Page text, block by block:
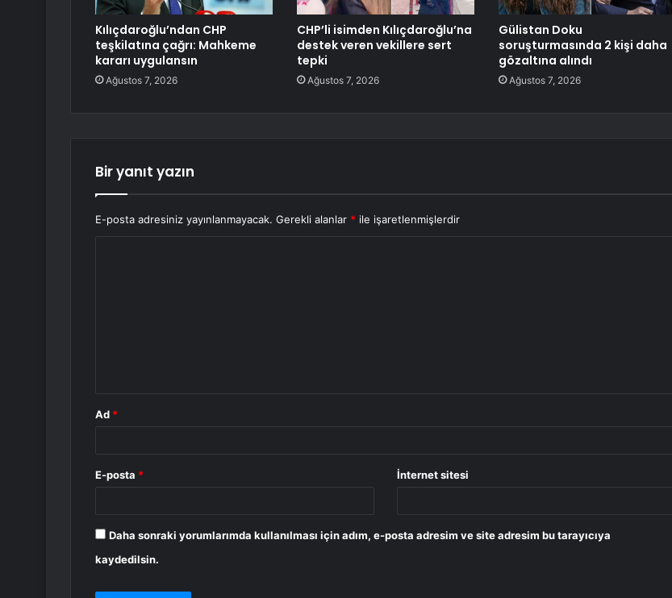
Kılıçdaroğlu’ndan CHP
teşkilatına çağrı: Mahkeme
kararı uygulansın
Ağustos 7, 2026
CHP’li isimden Kılıçdaroğlu’na
destek veren vekillere sert
tepki
Ağustos 7, 2026
Gülistan Doku
soruşturmasında 2 kişi daha
gözaltına alındı
Ağustos 7, 2026
Bir yanıt yazın
E-posta adresiniz yayınlanmayacak. Gerekli alanlar * ile işaretlenmişlerdir
Ad *
E-posta * İnternet sitesi
Daha sonraki yorumlarımda kullanılması için adım, e-posta adresim ve site adresim bu tarayıcıya
kaydedilsin.